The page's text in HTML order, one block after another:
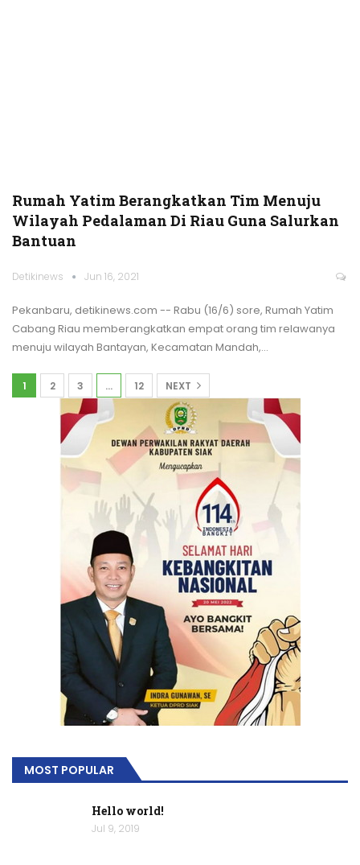
Rumah Yatim Berangkatkan Tim Menuju
Wilayah Pedalaman Di Riau Guna Salurkan
Bantuan
Detikinews Jun 16, 2021
Pekanbaru, detikinews.com -- Rabu (16/6) sore, Rumah Yatim
Cabang Riau memberangkatkan empat orang tim relawanya
menuju wilayah Bantayan, Kecamatan Mandah,…
1 2 3 … 12 NEXT
MOST POPULAR
Hello world!
Jul 9, 2019